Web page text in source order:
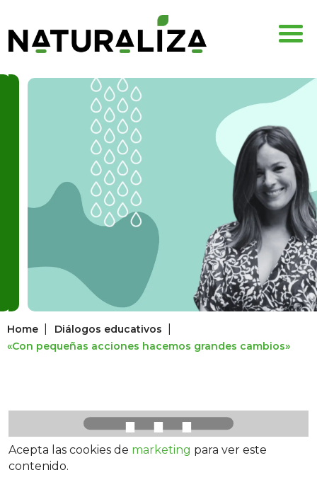
Home Diálogos educativos
«Con pequeñas acciones hacemos grandes cambios»
⋯
Acepta las cookies de marketing para ver este
contenido.